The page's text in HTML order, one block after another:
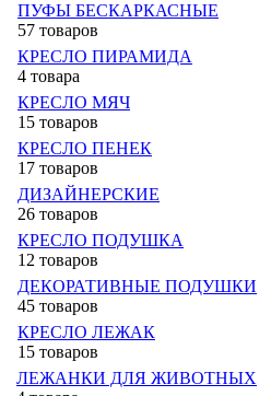
ПУФЫ БЕСКАРКАСНЫЕ
57 товаров
КРЕСЛО ПИРАМИДА
4 товара
КРЕСЛО МЯЧ
15 товаров
КРЕСЛО ПЕНЕК
17 товаров
ДИЗАЙНЕРСКИЕ
26 товаров
КРЕСЛО ПОДУШКА
12 товаров
ДЕКОРАТИВНЫЕ ПОДУШКИ
45 товаров
КРЕСЛО ЛЕЖАК
15 товаров
ЛЕЖАНКИ ДЛЯ ЖИВОТНЫХ